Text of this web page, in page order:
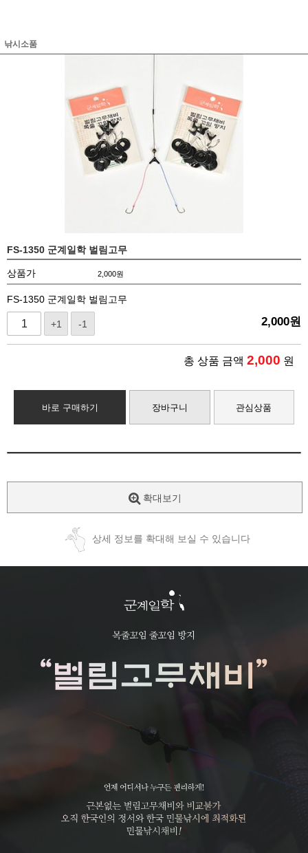
낚시소품
FS-1350 군계일학 벌림고무
상품가 2,000원
FS-1350 군계일학 벌림고무
+1 -1 2,000원
총 상품 금액 2,000 원
바로 구매하기 장바구니 관심상품
확대보기
상세 정보를 확대해 보실 수 있습니다